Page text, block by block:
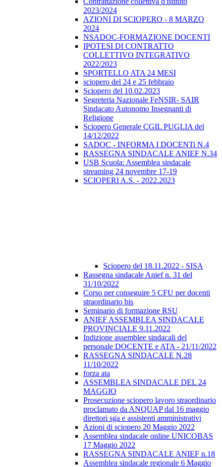
2023/2024
AZIONI DI SCIOPERO - 8 MARZO
2024
NSADOC-FORMAZIONE DOCENTI
IPOTESI DI CONTRATTO
COLLETTIVO INTEGRATIVO
2022/2023
SPORTELLO ATA 24 MESI
sciopero del 24 e 25 febbraio
Sciopero del 10.02.2023
Segreteria Nazionale FeNSIR- SAIR
Sindacato Autonomo Insegnanti di
Religione
Sciopero Generale CGIL PUGLIA del
14/12/2022
SADOC - INFORMA I DOCENTi N.4
RASSEGNA SINDACALE ANIEF N.34
USB Scuola: Assemblea sindacale
streaming 24 novembre 17-19
SCIOPERI A.S. - 2022.2023
Sciopero del 18.11.2022 - SISA
Rassegna sindacale Anief n. 31 del
31/10/2022
Corso per conseguire 5 CFU per docenti
straordinario bis
Seminario di formazione RSU
ANIEF ASSEMBLEA SINDACALE
PROVINCIALE 9.11.2022
Indizione assemblee sindacali del
personale DOCENTE e ATA - 21/11/2022
RASSEGNA SINDACALE N.28
11/10/2022
forza ata
ASSEMBLEA SINDACALE DEL 24
MAGGIO
Prosecuzione sciopero lavoro straordinario
proclamato da ANQUAP dal 16 maggio
direttori sga e assistenti amministrativi
Azioni di sciopero 20 Maggio 2022
Assemblea sindacale online UNICOBAS
17 Maggio 2022
RASSEGNA SINDACALE ANIEF n.18
Assemblea sindacale regionale 6 Maggio